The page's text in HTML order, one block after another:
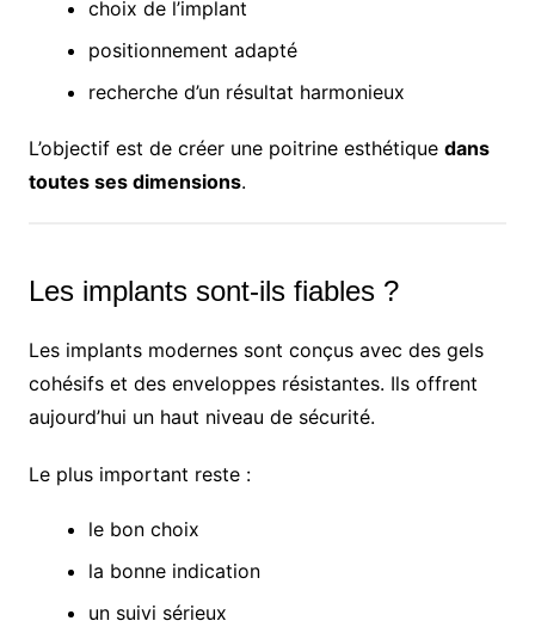
choix de l’implant
positionnement adapté
recherche d’un résultat harmonieux
L’objectif est de créer une poitrine esthétique dans
toutes ses dimensions.
Les implants sont-ils fiables ?
Les implants modernes sont conçus avec des gels
cohésifs et des enveloppes résistantes. Ils offrent
aujourd’hui un haut niveau de sécurité.
Le plus important reste :
le bon choix
la bonne indication
un suivi sérieux